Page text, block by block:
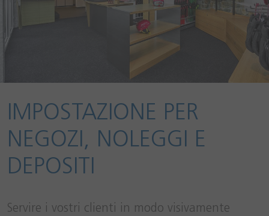
IMPOSTAZIONE PER
NEGOZI, NOLEGGI E
DEPOSITI
Servire i vostri clienti in modo visivamente